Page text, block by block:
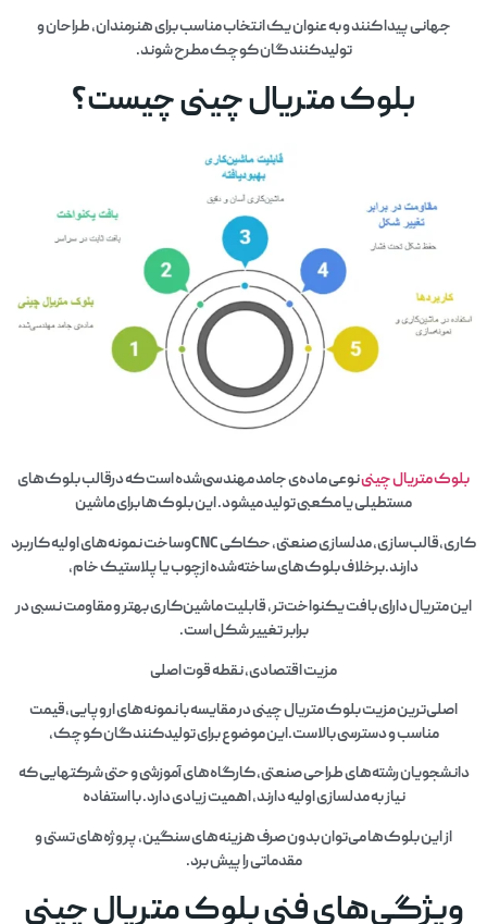
جهانی پیدا کنند و به عنوان یک انتخاب مناسب برای هنرمندان، طراحان و
تولیدکنندگان کوچک مطرح شوند.
بلوک متریال چینی چیست؟
بلوک متریال چینینوعی ماده‌ی جامد مهندسی‌شده است که درقالب بلوک‌های
مستطیلی یا مکعبی تولید میشود. این بلوک‌ها برای ماشین‌
کاری،قالب‌سازی، مدلسازی صنعتی، حکاکی CNCوساخت نمونه‌های اولیه کاربرد
دارند.برخلاف بلوک‌های ساخته‌شده ازچوب یا پلاستیک خام،
این متریال دارای بافت یکنواخت‌تر، قابلیت ماشین‌کاری بهتر و مقاومت نسبی در
برابر تغییر شکل است.
مزیت اقتصادی، نقطه قوت اصلی
اصلی‌ترین مزیت بلوک متریال چینی در مقایسه با نمونه‌های اروپایی،قیمت
مناسب و دسترسی بالاست.این موضوع برای تولیدکنندگان کوچک،
دانشجویان رشته‌های طراحی صنعتی، کارگاه‌های آموزشی و حتی شرکتهایی که
نیاز به مدلسازی اولیه دارند، اهمیت زیادی دارد. با استفاده
از این بلوک‌ها می‌توان بدون صرف هزینه‌های سنگین، پروژه‌های تستی و
مقدماتی را پیش برد.
ویژگی‌های فنی بلوک متریال چینی